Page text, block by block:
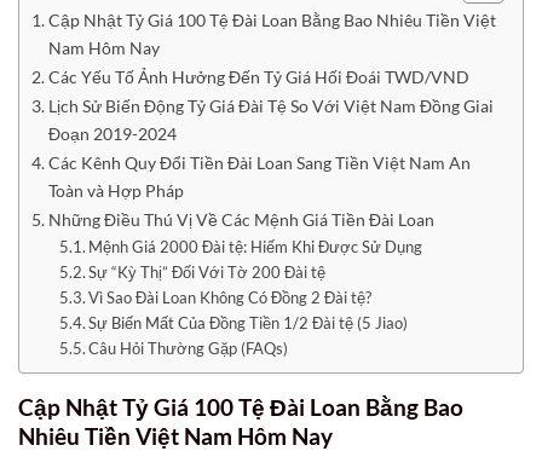
Cập Nhật Tỷ Giá 100 Tệ Đài Loan Bằng Bao Nhiêu Tiền Việt
Nam Hôm Nay
Các Yếu Tố Ảnh Hưởng Đến Tỷ Giá Hối Đoái TWD/VND
Lịch Sử Biến Động Tỷ Giá Đài Tệ So Với Việt Nam Đồng Giai
Đoạn 2019-2024
Các Kênh Quy Đổi Tiền Đài Loan Sang Tiền Việt Nam An
Toàn và Hợp Pháp
Những Điều Thú Vị Về Các Mệnh Giá Tiền Đài Loan
Mệnh Giá 2000 Đài tệ: Hiếm Khi Được Sử Dụng
Sự “Kỳ Thị” Đối Với Tờ 200 Đài tệ
Vì Sao Đài Loan Không Có Đồng 2 Đài tệ?
Sự Biến Mất Của Đồng Tiền 1/2 Đài tệ (5 Jiao)
Câu Hỏi Thường Gặp (FAQs)
Cập Nhật Tỷ Giá 100 Tệ Đài Loan Bằng Bao
Nhiêu Tiền Việt Nam Hôm Nay